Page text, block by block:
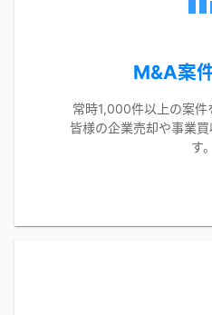
M&A案
常時1,000件以上の案件
皆様の企業売却や事業
す。